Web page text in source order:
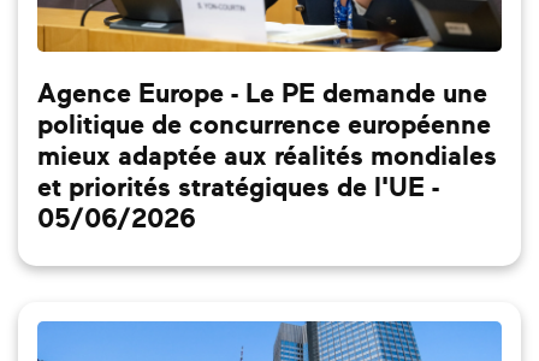
Agence Europe - Le PE demande une
politique de concurrence européenne
mieux adaptée aux réalités mondiales
et priorités stratégiques de l'UE -
05/06/2026